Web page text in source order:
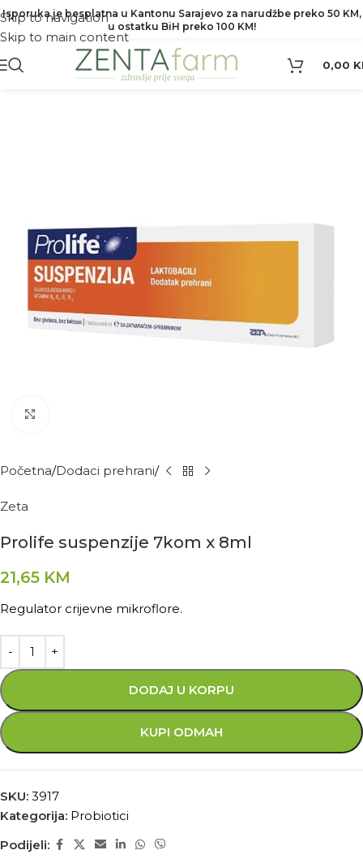
Skip to navigation
Skip to main content
Isporuka je besplatna u Kantonu Sarajevo za narudžbe preko 50 KM,
u ostatku BiH preko 100 KM!
0,00
Početna Dodaci prehrani
Zeta
Prolife suspenzije 7kom x 8ml
21,65 KM
Regulator crijevne mikroflore.
DODAJ U KORPU
KUPI ODMAH
SKU: 3917
Kategorija: Probiotici
Podijeli: